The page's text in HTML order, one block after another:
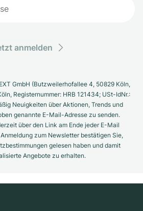
anmelden
GmbH (Butzweilerhofallee 4, 50829 Köln,
Registernummer: HRB 121434; USt-IdNr.:
Neuigkeiten über Aktionen, Trends und
genannte E-Mail-Adresse zu senden.
über den Link am Ende jeder E-Mail
zum Newsletter bestätigen Sie,
gelesen haben und damit
Angebote zu erhalten.